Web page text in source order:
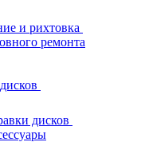
и рихтовка
ремонта
дисков